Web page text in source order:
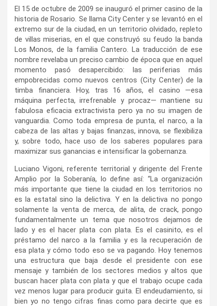
El 15 de octubre de 2009 se inauguró el primer casino de la
historia de Rosario. Se llama City Center y se levantó en el
extremo sur de la ciudad, en un territorio olvidado, repleto
de villas miserias, en el que construyó su feudo la banda
Los Monos, de la familia Cantero. La traducción de ese
nombre revelaba un preciso cambio de época que en aquel
momento pasó desapercibido: las periferias más
empobrecidas como nuevos centros (City Center) de la
timba financiera. Hoy, tras 16 años, el casino —esa
máquina perfecta, irrefrenable y procaz— mantiene su
fabulosa eficacia extractivista pero ya no su imagen de
vanguardia. Como toda empresa de punta, el narco, a la
cabeza de las altas y bajas finanzas, innova, se flexibiliza
y, sobre todo, hace uso de los saberes populares para
maximizar sus ganancias e intensificar la gobernanza.
Luciano Vigoni, referente territorial y dirigente del Frente
Amplio por la Soberanía, lo define así: “La organización
más importante que tiene la ciudad en los territorios no
es la estatal sino la delictiva. Y en la delictiva no pongo
solamente la venta de merca, de alita, de crack, pongo
fundamentalmente un tema que nosotros dejamos de
lado y es el hacer plata con plata. Es el casinito, es el
préstamo del narco a la familia y es la recuperación de
esa plata y cómo todo eso se va pagando. Hoy tenemos
una estructura que baja desde el presidente con ese
mensaje y también de los sectores medios y altos que
buscan hacer plata con plata y que el trabajo ocupe cada
vez menos lugar para producir guita. El endeudamiento, si
bien yo no tengo cifras finas como para decirte que es